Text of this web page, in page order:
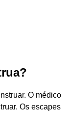
O médico
Os escapes